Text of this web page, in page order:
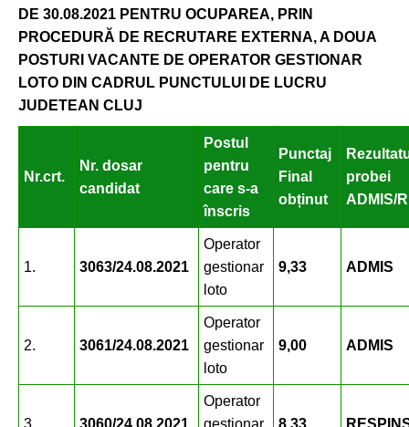
DE 30.08.2021 PENTRU OCUPAREA, PRIN
PROCEDURĂ DE RECRUTARE EXTERNA, A DOUA
POSTURI VACANTE DE OPERATOR GESTIONAR
LOTO DIN CADRUL PUNCTULUI DE LUCRU
JUDETEAN CLUJ
Nr.crt.
Nr. dosar
candidat
Postul
pentru
care s-a
înscris
Punctaj
Final
obținut
probei
ADMIS/
1. 3063/24.08.2021
Operator
gestionar
loto
9,33 ADMIS
2. 3061/24.08.2021
Operator
gestionar
loto
9,00 ADMIS
3. 3060/24.08.2021
Operator
gestionar
8,33